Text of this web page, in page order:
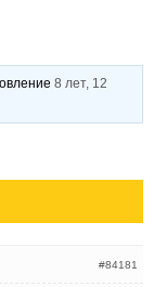
8 лет, 12
#84181